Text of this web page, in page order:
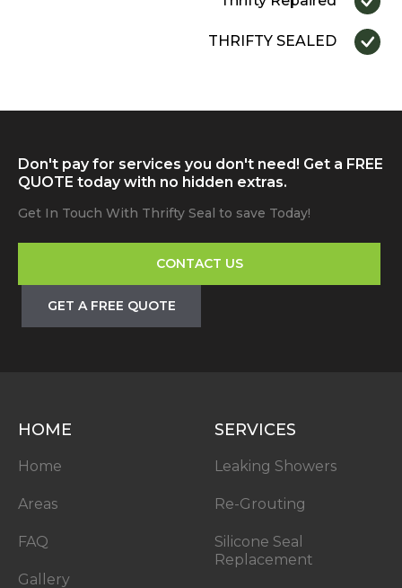
THRIFTY SEALED
Don't pay for services you don't need! Get a FREE
QUOTE today with no hidden extras.
Get In Touch With Thrifty Seal to save Today!
CONTACT US
GET A FREE QUOTE
HOME
Home
Areas
FAQ
Gallery
SERVICES
Leaking Showers
Re-Grouting
Silicone Seal
Replacement